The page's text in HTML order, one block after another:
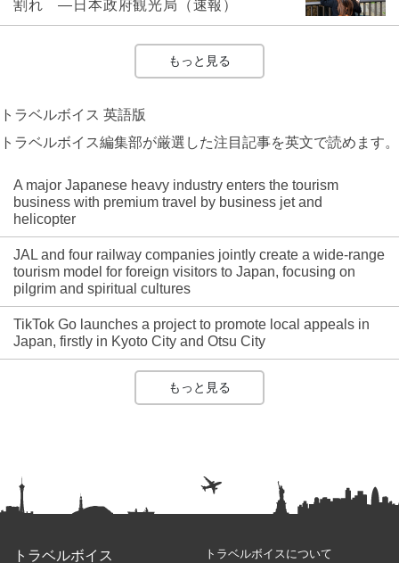
割れ ―日本政府観光局（速報）
もっと見る
トラベルボイス 英語版
トラベルボイス編集部が厳選した注目記事を英文で読めます。
A major Japanese heavy industry enters the tourism
business with premium travel by business jet and
helicopter
JAL and four railway companies jointly create a wide-range
tourism model for foreign visitors to Japan, focusing on
pilgrim and spiritual cultures
TikTok Go launches a project to promote local appeals in
Japan, firstly in Kyoto City and Otsu City
もっと見る
トラベルボイス トラベルボイスについて